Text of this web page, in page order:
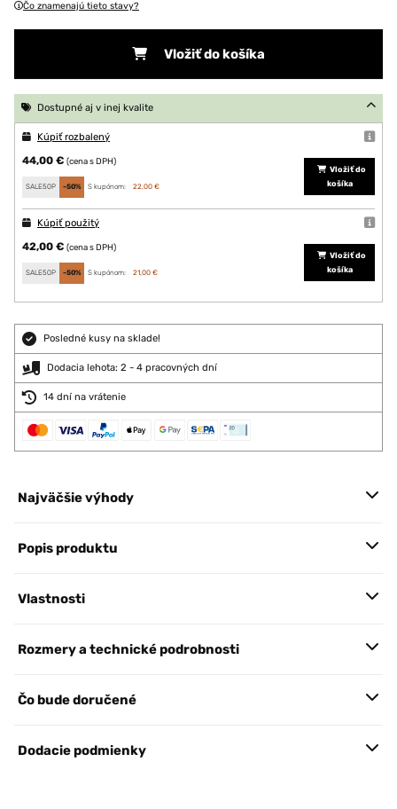
Čo znamenajú tieto stavy?
Vložiť do košíka
Dostupné aj v inej kvalite
Kúpiť rozbalený
44,00 € (cena s DPH)
SALE50P -50% S kupónom: 22,00 €
Vložiť do
košíka
Kúpiť použitý
42,00 € (cena s DPH)
SALE50P -50% S kupónom: 21,00 €
Vložiť do
košíka
Posledné kusy na sklade!
Dodacia lehota: 2 - 4 pracovných dní
14 dní na vrátenie
Najväčšie výhody
Popis produktu
Vlastnosti
Rozmery a technické podrobnosti
Čo bude doručené
Dodacie podmienky